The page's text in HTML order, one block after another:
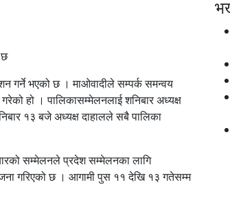
गर्ने भएको छ । माओवादीले सम्पर्क समन्वय
हो । पालिकासम्मेलनलाई शनिबार अध्यक्ष
१३ बजे अध्यक्ष दाहालले सबै पालिका
सम्मेलनले प्रदेश सम्मेलनका लागि
गरिएको छ । आगामी पुस ११ देखि १३ गतेसम्म